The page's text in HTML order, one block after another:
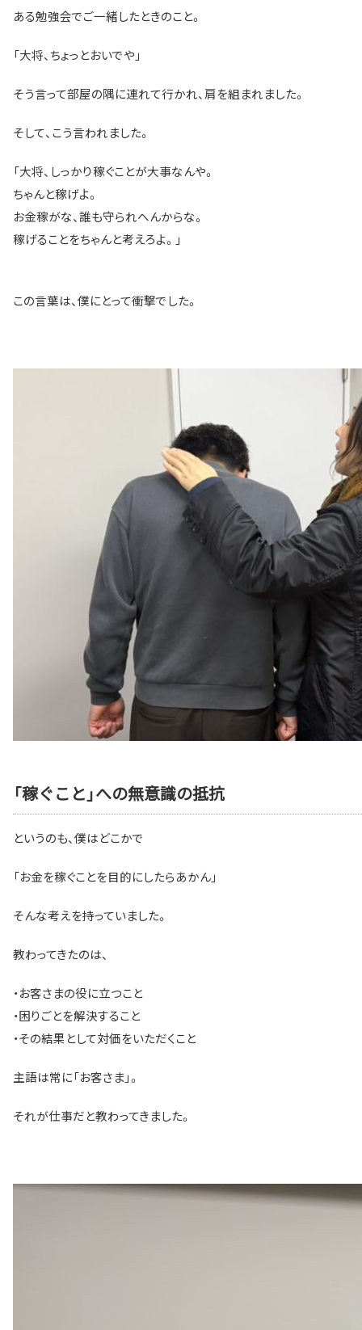
ある勉強会でご一緒したときのこと。
「大将、ちょっとおいでや」
そう言って部屋の隅に連れて行かれ、肩を組まれました。
そして、こう言われました。
「大将、しっかり稼ぐことが大事なんや。
ちゃんと稼げよ。
お金稼がな、誰も守られへんからな。
稼げることをちゃんと考えろよ。」
この言葉は、僕にとって衝撃でした。
「稼ぐこと」への無意識の抵抗
というのも、僕はどこかで
「お金を稼ぐことを目的にしたらあかん」
そんな考えを持っていました。
教わってきたのは、
・お客さまの役に立つこと
・困りごとを解決すること
・その結果として対価をいただくこと
主語は常に「お客さま」。
それが仕事だと教わってきました。